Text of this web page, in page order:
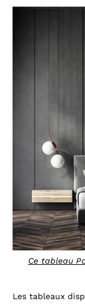
Ce tableau
Les tableaux